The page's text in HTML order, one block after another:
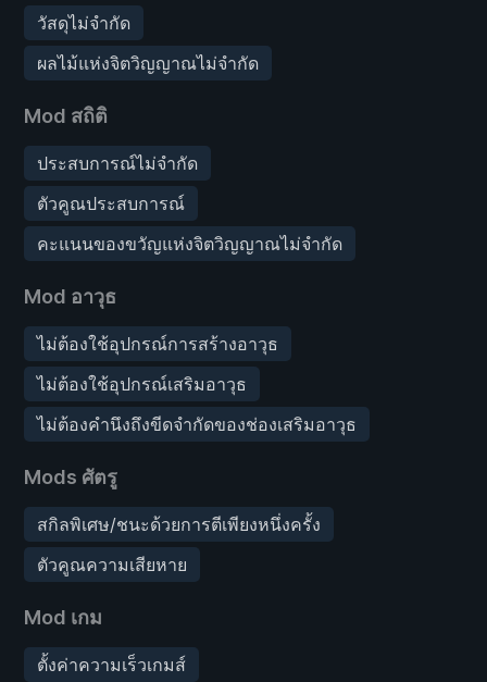
วัสดุไม่จำกัด
ผลไม้แห่งจิตวิญญาณไม่จำกัด
Mod สถิติ
ประสบการณ์ไม่จำกัด
ตัวคูณประสบการณ์
คะแนนของขวัญแห่งจิตวิญญาณไม่จำกัด
Mod อาวุธ
ไม่ต้องใช้อุปกรณ์การสร้างอาวุธ
ไม่ต้องใช้อุปกรณ์เสริมอาวุธ
ไม่ต้องคำนึงถึงขีดจำกัดของช่องเสริมอาวุธ
Mods ศัตรู
สกิลพิเศษ/ชนะด้วยการตีเพียงหนึ่งครั้ง
ตัวคูณความเสียหาย
Mod เกม
ตั้งค่าความเร็วเกมส์